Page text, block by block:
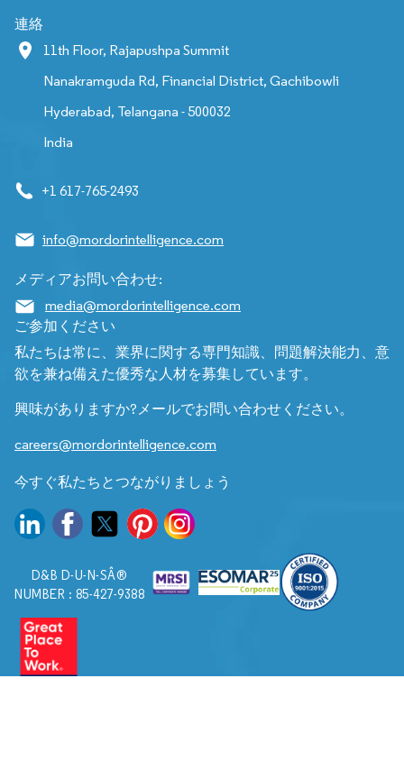
連絡
11th Floor, Rajapushpa Summit
Nanakramguda Rd, Financial District, Gachibowli
Hyderabad, Telangana - 500032
India
+1 617-765-2493
info@mordorintelligence.com
メディアお問い合わせ:
media@mordorintelligence.com
ご参加ください
私たちは常に、業界に関する専門知識、問題解決能力、意
欲を兼ね備えた優秀な人材を募集しています。
興味がありますか?メールでお問い合わせください。
careers@mordorintelligence.com
今すぐ私たちとつながりましょう
D&B D-U-N-SÂ®
NUMBER : 85-427-9388